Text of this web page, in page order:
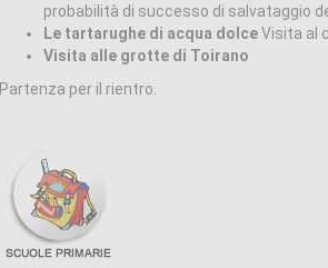
probabilità di successo di salvataggio
Le tartarughe di acqua dolceVisita al
Visita alle grotte di Toirano
Partenza per il rientro.